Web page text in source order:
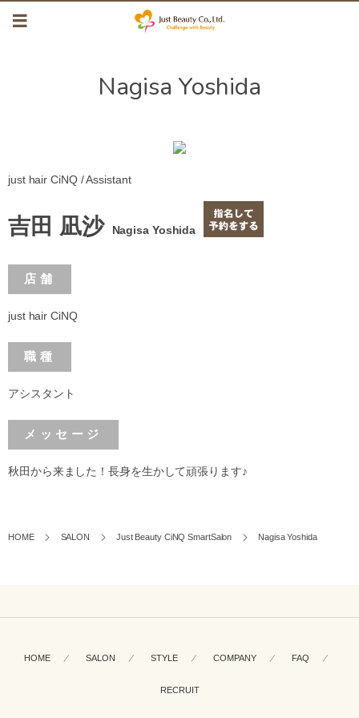
Nagisa Yoshida
just hair CiNQ / Assistant
吉田 凪沙 Nagisa Yoshida
店舗
just hair CiNQ
職種
アシスタント
メッセージ
秋田から来ました！長身を生かして頑張ります♪
HOME SALON Just Beauty CiNQ SmartSalon Nagisa Yoshida
HOME SALON STYLE COMPANY FAQ
RECRUIT